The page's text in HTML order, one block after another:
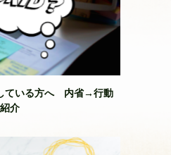
ている方へ 内省→行動
介